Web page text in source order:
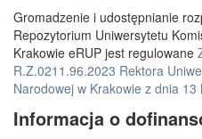
Gromadzenie i udostępnianie
Repozytorium Uniwersytetu
Krakowie eRUP jest regulowane
R.Z.0211.96.2023 Rektora
Narodowej w Krakowie z dnia 13
Informacja o